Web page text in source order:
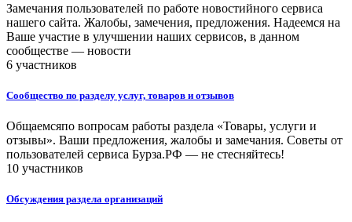
Замечания пользователей по работе новостийного сервиса
нашего сайта. Жалобы, замечения, предложения. Надеемся на
Ваше участие в улучшении наших сервисов, в данном
сообществе — новости
6 участников
Сообщество по разделу услуг, товаров и отзывов
Общаемсяпо вопросам работы раздела «Товары, услуги и
отзывы». Ваши предложения, жалобы и замечания. Советы от
пользователей сервиса Бурза.РФ — не стесняйтесь!
10 участников
Обсуждения раздела организаций